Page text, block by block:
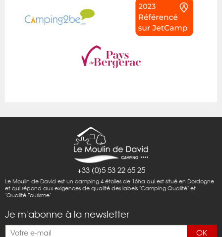
+33 (0)5 53 22 65 25
Le Moulin de David est un camping 4 étoiles de 16ha qui est situé en Dordogne
et qui répond aux exigences de qualité des labels "Camping Qualité" et
"Qualité Tourisme"
Je m'abonne à la newsletter
OK